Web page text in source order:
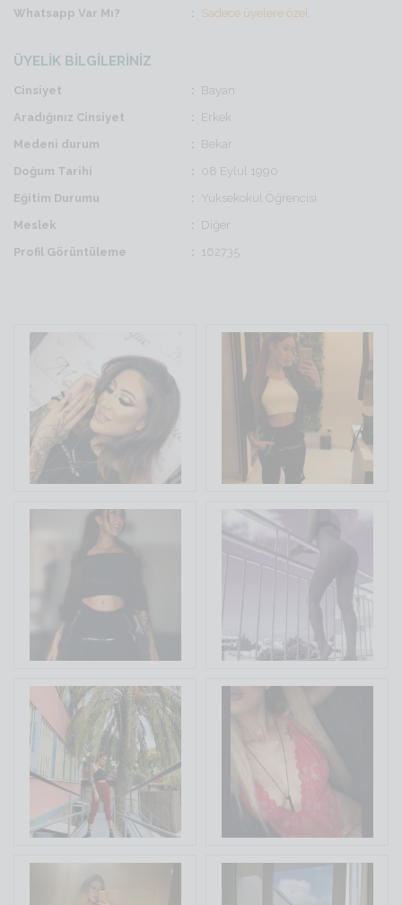
Whatsapp Var Mı?
Sadece üyelere özel
ÜYELİK BİLGİLERİNİZ
Cinsiyet
Bayan
Aradığınız Cinsiyet
Erkek
Medeni durum
Bekar
Doğum Tarihi
08 Eylul 1990
Eğitim Durumu
Yüksekokul Öğrencisi
Meslek
Diğer
Profil Görüntüleme
162735